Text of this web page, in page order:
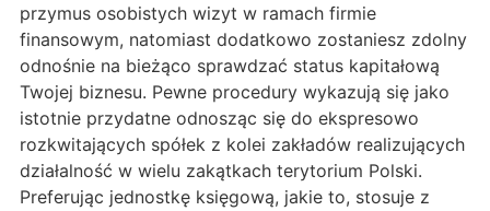
przymus osobistych wizyt w ramach firmie
finansowym, natomiast dodatkowo zostaniesz zdolny
odnośnie na bieżąco sprawdzać status kapitałową
Twojej biznesu. Pewne procedury wykazują się jako
istotnie przydatne odnosząc się do ekspresowo
rozkwitających spółek z kolei zakładów realizujących
działalność w wielu zakątkach terytorium Polski.
Preferując jednostkę księgową, jakie to, stosuje z